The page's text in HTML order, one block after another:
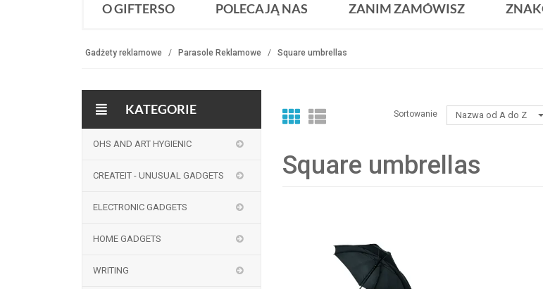
O GIFTERSO POLECAJĄ NAS ZANIM ZAMÓWISZ
Gadżety reklamowe Parasole Reklamowe Square umbrellas
KATEGORIE
OHS AND ART HYGIENIC
CREATEIT - UNUSUAL GADGETS
ELECTRONIC GADGETS
HOME GADGETS
WRITING
Sortowanie Nazwa od A do Z
Square umbrellas